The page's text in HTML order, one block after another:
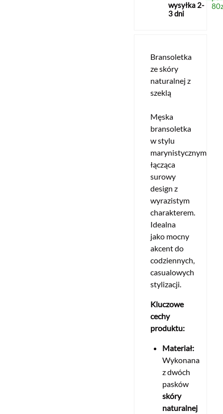
wysyłka 2-
3 dni
Bransoletka
ze skóry
naturalnej z
szeklą
Męska
bransoletka
w stylu
marynistycznym,
łącząca
surowy
design z
wyrazistym
charakterem.
Idealna
jako mocny
akcent do
codziennych,
casualowych
stylizacji.
Kluczowe
cechy
produktu:
Materiał:
Wykonana
z dwóch
pasków
skóry
naturalnej